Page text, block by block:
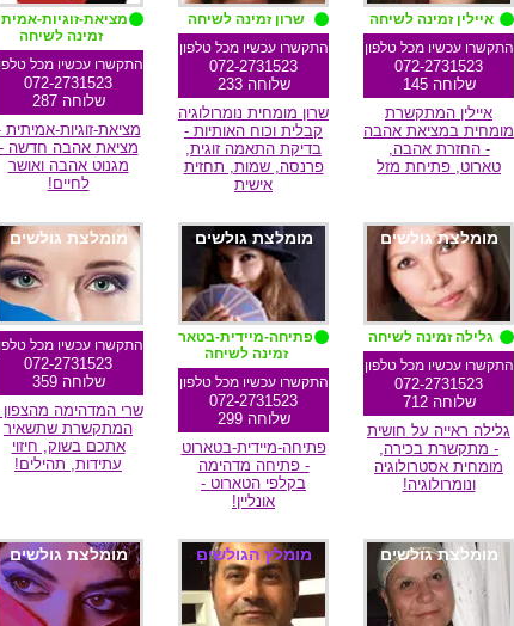
איילין זמינה לשיחה
התקשרו עכשיו מכל טלפון
072-2731523
שלוחה 145
איילין המתקשרת
מומחית במציאת אהבה
- החזרת אהבה,
טארוט, פתיחת מזל
שרון זמינה לשיחה
התקשרו עכשיו מכל טלפון
072-2731523
שלוחה 233
שרון מומחית נומרולוגיה
קבלית וכוח האותיות -
בדיקת התאמה זוגית,
פרנסה, שמות, תחזית
אישית
מציאת-זוגיות-
זמינה לשיחה
התקשרו עכשיו מכל
072-2731523
שלוחה 287
מציאת-זוגיות-אמיתית
מציאת אהבה חדשה -
מגנוט אהבה ואושר
לחיים!
מומלצת גולשים
גלילה זמינה לשיחה
התקשרו עכשיו מכל טלפון
072-2731523
שלוחה 712
גלילה ראייה על חושית
- מתקשרת בכירה,
מומחית אסטרולוגיה
ונומרולוגיה!
מומלצת גולשים
פתיחה-מיידית-בטארוט
זמינה לשיחה
התקשרו עכשיו מכל טלפון
072-2731523
שלוחה 299
פתיחה-מיידית-בטארוט
- פתיחה מדהימה
בקלפי הטארוט -
אונליין!
מומלצת גולשים
התקשרו עכשיו מכל
072-2731523
שלוחה 359
שרי המדהימה מהצפון
המתקשרת שתשאיר
אתכם בשוק, חיזוי
עתידות, תהילים!
מומלצת גולשים מומלץ הגולשים מומלצת גולשים